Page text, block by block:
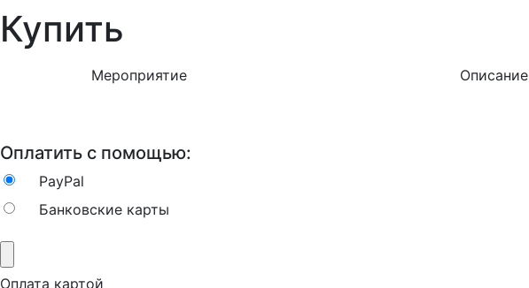
Купить
Мероприятие Описание
Оплатить с помощью:
PayPal
Банковские карты
Оплата картой